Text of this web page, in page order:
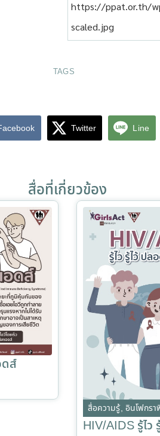
https://ppat.or.th/
scaled.jpg
TAGS
Twitter Line
สื่อที่เกี่ยวข้อง
ดส์
สื่อความรู้, อินโฟกร
HIV/AIDS รู้ไว